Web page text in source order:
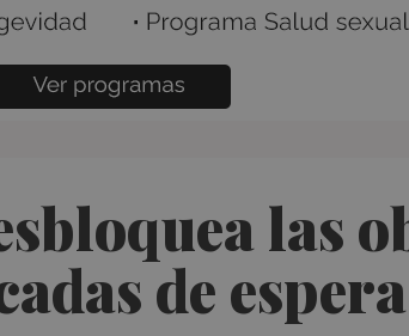
las
de espera